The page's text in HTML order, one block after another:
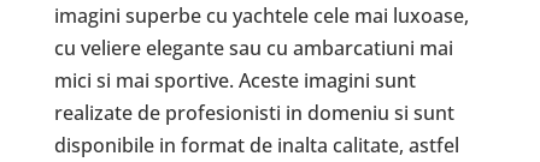
imagini superbe cu yachtele cele mai luxoase,
cu veliere elegante sau cu ambarcatiuni mai
mici si mai sportive. Aceste imagini sunt
realizate de profesionisti in domeniu si sunt
disponibile in format de inalta calitate, astfel